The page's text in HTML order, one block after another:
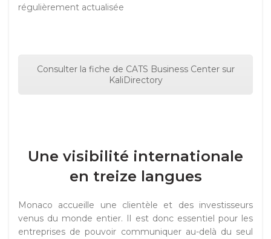
régulièrement actualisée
Consulter la fiche de CATS Business Center sur
KaliDirectory
Une visibilité internationale
en treize langues
Monaco accueille une clientèle et des investisseurs
venus du monde entier. Il est donc essentiel pour les
entreprises de pouvoir communiquer au-delà du seul